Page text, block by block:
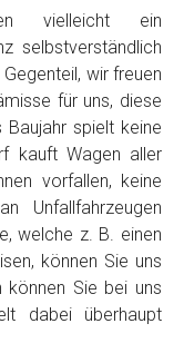
vielleicht ein
selbstverständlich
wir freuen
für uns, diese
spielt keine
kauft Wagen aller
vorfallen, keine
Unfallfahrzeugen
welche z. B. einen
können Sie uns
können Sie bei uns
dabei überhaupt